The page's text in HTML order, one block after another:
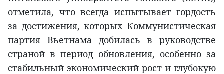
отметила, что всегда испытывает гордость
за достижения, которых Коммунистическая
партия Вьетнама добилась в руководстве
страной в период обновления, особенно за
стабильный экономический рост и глубокую